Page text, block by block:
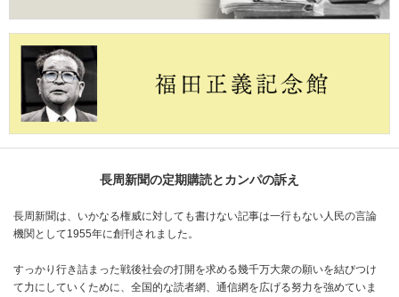
長周新聞の定期購読とカンパの訴え
長周新聞は、いかなる権威に対しても書けない記事は一行もない人民の言論
機関として1955年に創刊されました。
すっかり行き詰まった戦後社会の打開を求める幾千万大衆の願いを結びつけ
て力にしていくために、全国的な読者網、通信網を広げる努力を強めていま